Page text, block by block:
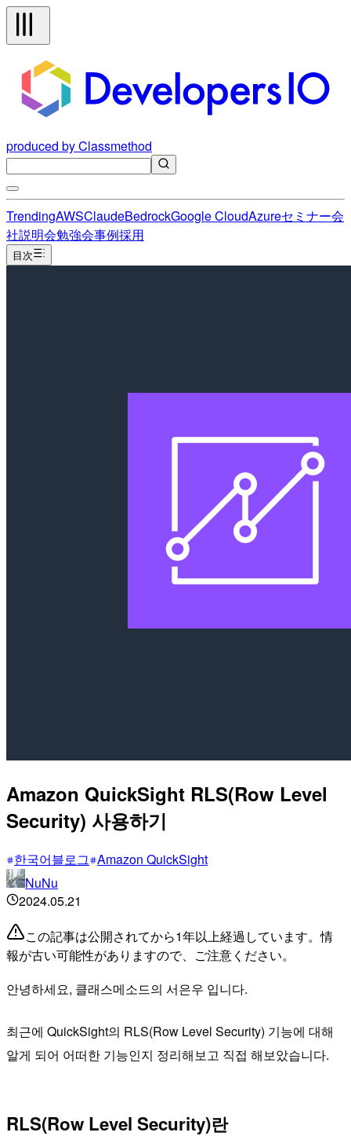
produced by Classmethod
TrendingAWSClaudeBedrockGoogle CloudAzureセミナー会
社説明会勉強会事例採用
目次
Amazon QuickSight RLS(Row Level
Security) 사용하기
한국어블로그 Amazon QuickSight
NuNu
2024.05.21
この記事は公開されてから1年以上経過しています。情
報が古い可能性がありますので、ご注意ください。
안녕하세요, 클래스메소드의 서은우 입니다.
최근에 QuickSight의 RLS(Row Level Security) 기능에 대해
알게 되어 어떠한 기능인지 정리해보고 직접 해보았습니다.
RLS(Row Level Security)란